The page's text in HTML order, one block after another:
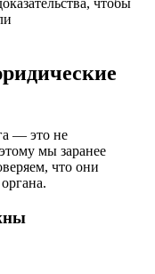
чтобы
— это не
мы заранее
что они